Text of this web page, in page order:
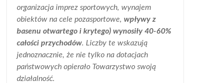
organizacja imprez sportowych, wynajem
obiektów na cele pozasportowe,wpływy z
basenu otwartego i krytego) wynosiły 40-60%
całości przychodów. Liczby te wskazują
jednoznacznie, że nie tylko na dotacjach
państwowych opierało Towarzystwo swoją
działalność.